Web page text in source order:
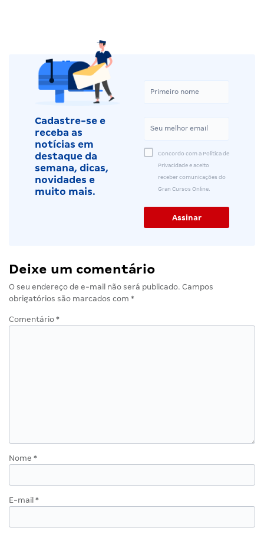
Cadastre-se e
receba as
notícias em
destaque da
semana, dicas,
novidades e
muito mais.
Concordo com a Política de
Privacidade e aceito
receber comunicações do
Gran Cursos Online.
Deixe um comentário
O seu endereço de e-mail não será publicado. Campos
obrigatórios são marcados com *
Comentário *
Nome *
E-mail *